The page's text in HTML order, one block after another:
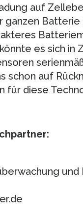
auf
ganzen
es sich in
schon auf
für diese